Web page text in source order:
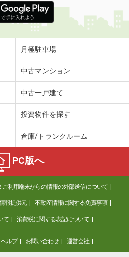
月極駐車場
中古マンション
中古一戸建て
投資物件を探す
倉庫/トランクルーム
PC版へ
ご利用端末からの情報の外部送信について
報提供元 不動産情報に関する免責事項
て 消費税に関する表記について
ヘルプ お問い合わせ 運営会社